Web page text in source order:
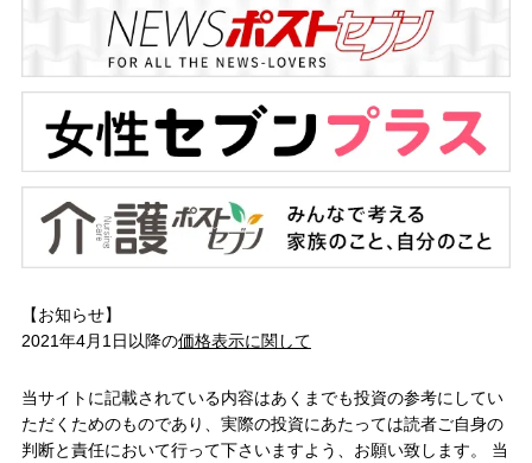
【お知らせ】
2021年4月1日以降の価格表示に関して
当サイトに記載されている内容はあくまでも投資の参考にしてい
ただくためのものであり、実際の投資にあたっては読者ご自身の
判断と責任において行って下さいますよう、お願い致します。 当